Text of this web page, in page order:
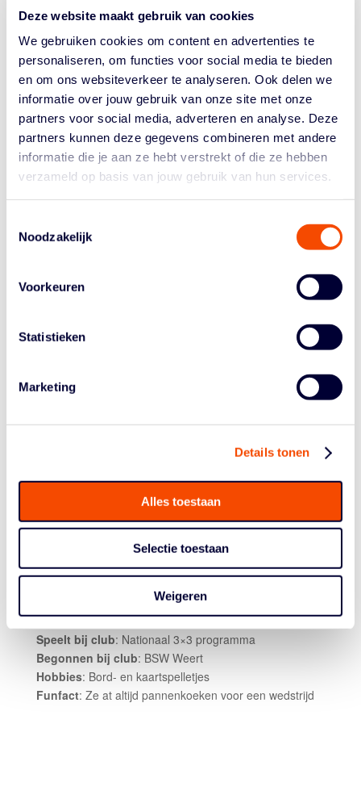
Deze website maakt gebruik van cookies
We gebruiken cookies om content en advertenties te
personaliseren, om functies voor social media te bieden
en om ons websiteverkeer te analyseren. Ook delen we
informatie over jouw gebruik van onze site met onze
partners voor social media, adverteren en analyse. Deze
partners kunnen deze gegevens combineren met andere
informatie die je aan ze hebt verstrekt of die ze hebben
verzameld op basis van jouw gebruik van hun services.
Noodzakelijk
Voorkeuren
Statistieken
Marketing
Details tonen
Alles toestaan
Selectie toestaan
Weigeren
“We kregen een mail die She Got Game aan ons
voorstelde. “Dit zijn de plannen”, legde die mail uit, “en
hier staat She Got Game voor.” De vraag was: wat
vonden wij er als speelsters van? Maar ook: wat kun jij
voor dit initiatief betekenen?
Ik vond het vanaf het begin al een goed initiatief, omdat
onderzoek aantoont dat veel meiden stoppen met de
sport, of er minder plezier aan beleven, omdat er weinig
vriendinnetjes met basketball bezig zijn. Dat is zó
het me een betere speler heeft gemaakt, maar had het
óók leuk gevonden om met leeftijdsgenootjes te spelen.
Ik speelde als dertienjarige ofzo met Dames 1 of Dames
2 mee. Dat zou niet
als zij dan willen óók nog bij andere teams.
Dat is voor mij ook een manier om uit mijn comfortzone
te stappen: ik vind dat nog lastig. Maar één op één denk
dat mooi, en de organisatie achter She Got Game
GET TO KNOW KIKI
Naam: Kiki Fleuren
@kfleuren
Geboortedatum: 11 oktober 2000
Lengte: 1.70 m
Speelt bij club: Nationaal 3×3 programma
Begonnen bij club: BSW Weert
Hobbies: Bord- en kaartspelletjes
Funfact: Ze at altijd pannenkoeken voor een wedstrijd